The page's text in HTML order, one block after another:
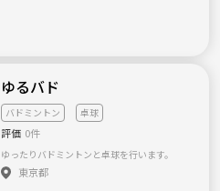
「楽しみながら続けるもの」 だと思っていま
す😊 一人では続かないことも、 仲間となら自
然と続けられる。 そんな場所を作って、 「健
康だからこそ、人生をもっと楽しめる。」 そ
う思える人を一人でも増やしたいです。 そし
て、 “みんなで楽しく健康を目指せる日本” そ
んな文化を、このサークルから少しずつ広げ
ていけたら嬉しいと思っています🌿 ⸻ 🌱
ゆるバド
バドミントン 卓球
評価 0件
ゆったりバドミントンと卓球を行います。
東京都